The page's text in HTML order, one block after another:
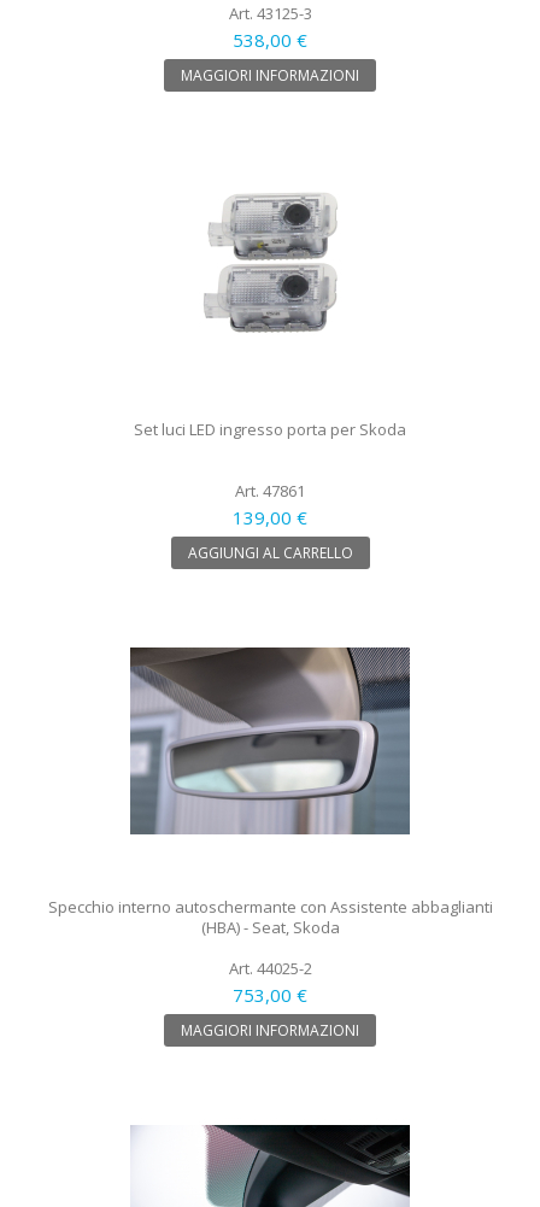
Art. 43125-3
538,00 €
MAGGIORI INFORMAZIONI
Set luci LED ingresso porta per Skoda
Art. 47861
139,00 €
AGGIUNGI AL CARRELLO
Specchio interno autoschermante con Assistente abbaglianti
(HBA) - Seat, Skoda
Art. 44025-2
753,00 €
MAGGIORI INFORMAZIONI